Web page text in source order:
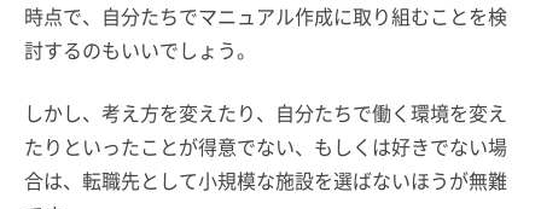
時点で、自分たちでマニュアル作成に取り組むことを検
討するのもいいでしょう。
しかし、考え方を変えたり、自分たちで働く環境を変え
たりといったことが得意でない、もしくは好きでない場
合は、転職先として小規模な施設を選ばないほうが無難